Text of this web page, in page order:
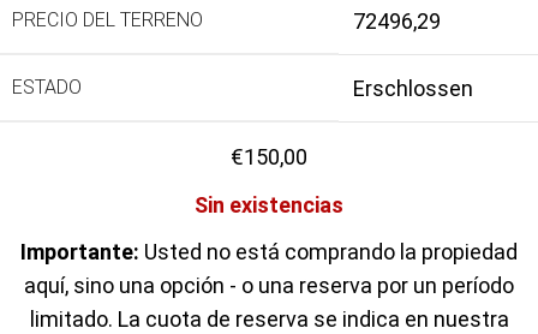
PRECIO DEL TERRENO 72496,29
ESTADO Erschlossen
€150,00
Sin existencias
Importante: Usted no está comprando la propiedad
aquí, sino una opción - o una reserva por un período
limitado. La cuota de reserva se indica en nuestra